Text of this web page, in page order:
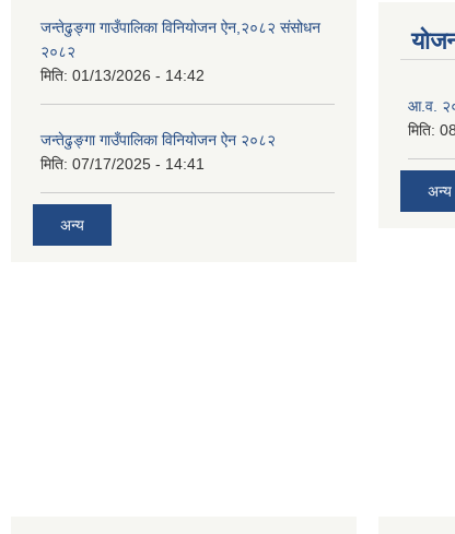
जन्तेढुङ्गा गाउँपालिका विनियोजन ऐन,२०८२ संसोधन
२०८२
मिति: 01/13/2026 - 14:42
जन्तेढुङ्गा गाउँपालिका विनियोजन ऐन २०८२
मिति: 07/17/2025 - 14:41
अन्य
आ.व.
मिति:
अन्य